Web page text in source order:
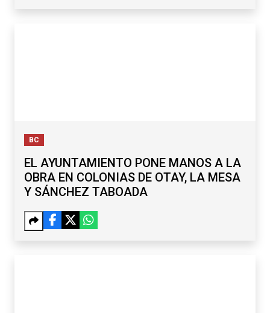
BC
EL AYUNTAMIENTO PONE MANOS A LA
OBRA EN COLONIAS DE OTAY, LA MESA
Y SÁNCHEZ TABOADA